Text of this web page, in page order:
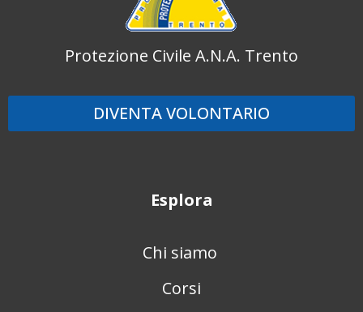
Protezione Civile A.N.A. Trento
DIVENTA VOLONTARIO
Esplora
Chi siamo
Corsi